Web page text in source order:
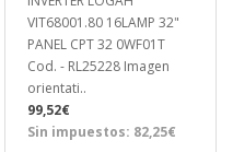
VIT68001.80 16LAMP 32"
PANEL CPT 32 0WF01T
Cod. - RL25228 Imagen
orientati..
99,52€
Sin impuestos: 82,25€